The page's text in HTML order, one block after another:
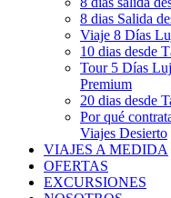
8 dias Salida
Viaje 8 Días
10 dias desde
Tour 5 Días
Premium
20 dias desde
Por qué
Viajes Desierto
VIAJES A MEDIDA
OFERTAS
EXCURSIONES